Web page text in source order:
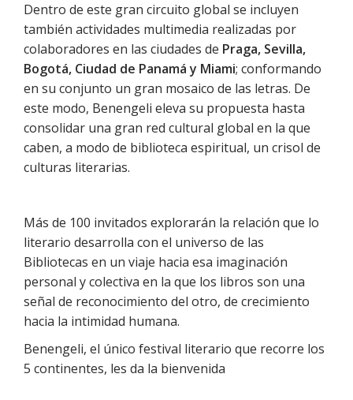
Dentro de este gran circuito global se incluyen
también actividades multimedia realizadas por
colaboradores en las ciudades de Praga, Sevilla,
Bogotá, Ciudad de Panamá y Miami; conformando
en su conjunto un gran mosaico de las letras. De
este modo, Benengeli eleva su propuesta hasta
consolidar una gran red cultural global en la que
caben, a modo de biblioteca espiritual, un crisol de
culturas literarias.
Más de 100 invitados explorarán la relación que lo
literario desarrolla con el universo de las
Bibliotecas en un viaje hacia esa imaginación
personal y colectiva en la que los libros son una
señal de reconocimiento del otro, de crecimiento
hacia la intimidad humana.
Benengeli, el único festival literario que recorre los
5 continentes, les da la bienvenida